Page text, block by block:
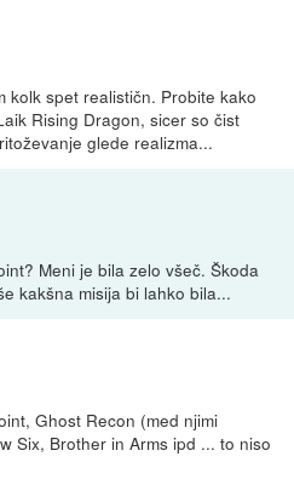
kolk spet realističn. Probite kako
Rising Dragon, sicer so čist
glede realizma...
Meni je bila zelo všeč. Škoda
kakšna misija bi lahko bila...
Ghost Recon (med njimi
Six, Brother in Arms ipd ... to niso